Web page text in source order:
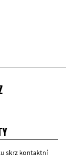
skrz kontaktní